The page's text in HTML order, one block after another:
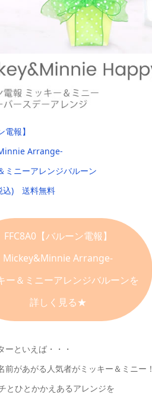
電報】
Arrange-
ミニーアレンジバルーン
込) 送料無料
FFC8A0【バルーン電報】
Mickey&Minnie Arrange-
ー＆ミニーアレンジバルーンを
詳しく見る★
ーといえば・・・
前があがる人気者がミッキー＆ミニー！
とひとかかえあるアレンジを